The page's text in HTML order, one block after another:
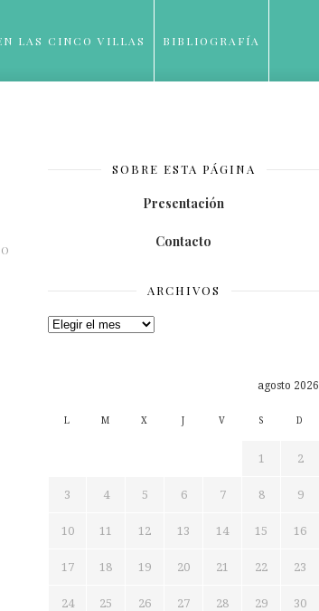
LAS CINCO VILLAS BIBLIOGRAFÍA
SOBRE ESTA PÁGINA
Presentación
Contacto
ARCHIVOS
Archivos
agosto 2026
L M X J V S D
1 2
3 4 5 6 7 8 9
10 11 12 13 14 15 16
17 18 19 20 21 22 23
24 25 26 27 28 29 30